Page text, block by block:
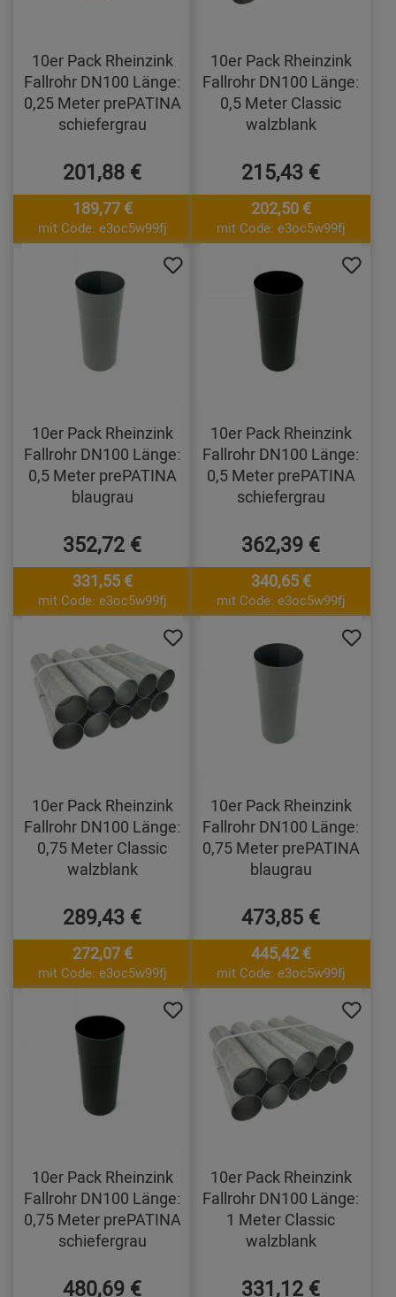
10er Pack Rheinzink
Fallrohr DN100 Länge:
0,25 Meter prePATINA
schiefergrau
201,88 €
189,77 €
mit Code: e3oc5w99fj
10er Pack Rheinzink
Fallrohr DN100 Länge:
0,5 Meter Classic
walzblank
215,43 €
202,50 €
mit Code: e3oc5w99fj
10er Pack Rheinzink
Fallrohr DN100 Länge:
0,5 Meter prePATINA
blaugrau
352,72 €
331,55 €
mit Code: e3oc5w99fj
10er Pack Rheinzink
Fallrohr DN100 Länge:
0,5 Meter prePATINA
schiefergrau
362,39 €
340,65 €
mit Code: e3oc5w99fj
10er Pack Rheinzink
Fallrohr DN100 Länge:
0,75 Meter Classic
walzblank
289,43 €
272,07 €
mit Code: e3oc5w99fj
10er Pack Rheinzink
Fallrohr DN100 Länge:
0,75 Meter prePATINA
blaugrau
473,85 €
445,42 €
mit Code: e3oc5w99fj
10er Pack Rheinzink
Fallrohr DN100 Länge:
0,75 Meter prePATINA
schiefergrau
480,69 €
10er Pack Rheinzink
Fallrohr DN100 Länge:
1 Meter Classic
walzblank
331,12 €